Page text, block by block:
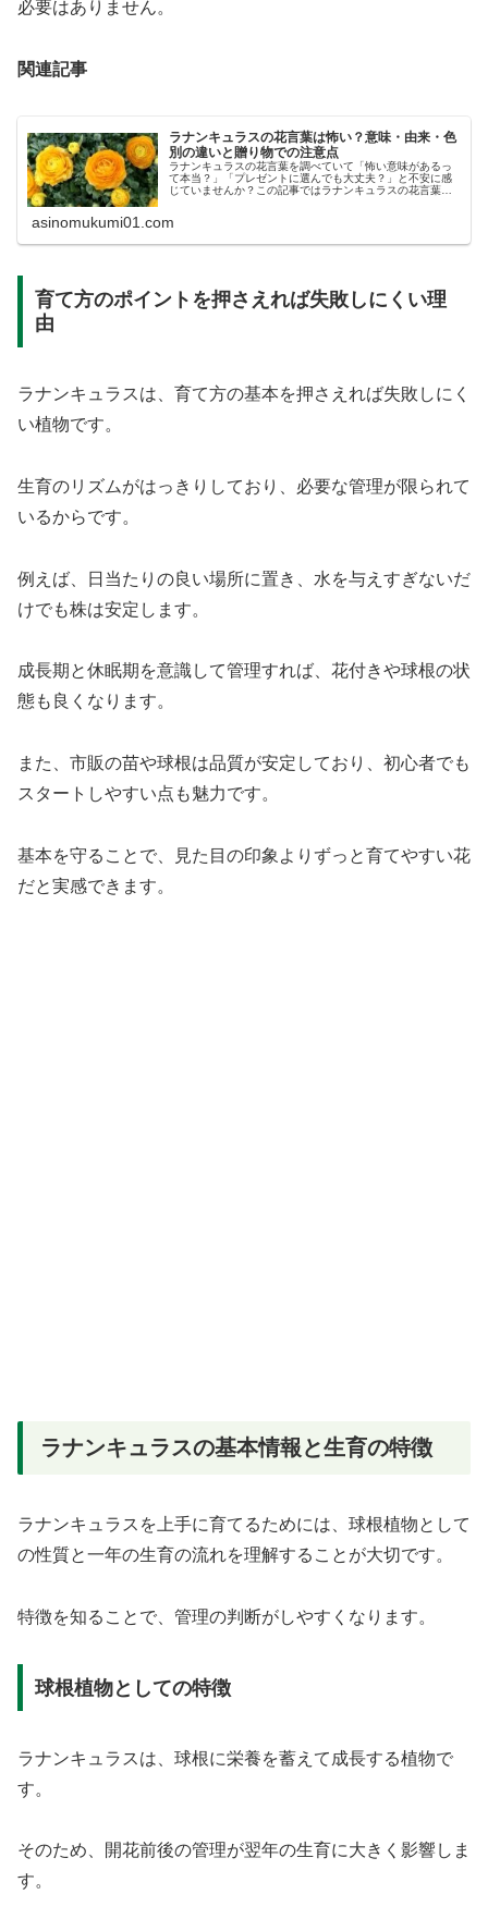
必要はありません。
関連記事
ラナンキュラスの花言葉は怖い？意味・由来・色
別の違いと贈り物での注意点
ラナンキュラスの花言葉を調べていて「怖い意味があるっ
て本当？」「プレゼントに選んでも大丈夫？」と不安に感
じていませんか？この記事ではラナンキュラスの花言葉の
asinomukumi01.com
育て方のポイントを押さえれば失敗しにくい理
由
ラナンキュラスは、育て方の基本を押さえれば失敗しにく
い植物です。
生育のリズムがはっきりしており、必要な管理が限られて
いるからです。
例えば、日当たりの良い場所に置き、水を与えすぎないだ
けでも株は安定します。
成長期と休眠期を意識して管理すれば、花付きや球根の状
態も良くなります。
また、市販の苗や球根は品質が安定しており、初心者でも
スタートしやすい点も魅力です。
基本を守ることで、見た目の印象よりずっと育てやすい花
だと実感できます。
ラナンキュラスの基本情報と生育の特徴
ラナンキュラスを上手に育てるためには、球根植物として
の性質と一年の生育の流れを理解することが大切です。
特徴を知ることで、管理の判断がしやすくなります。
球根植物としての特徴
ラナンキュラスは、球根に栄養を蓄えて成長する植物で
す。
そのため、開花前後の管理が翌年の生育に大きく影響しま
す。